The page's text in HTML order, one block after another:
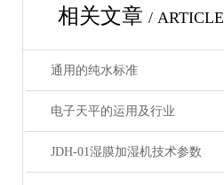
相关文章 / ARTICLE
通用的纯水标准
电子天平的运用及行业
JDH-01湿膜加湿机技术参数